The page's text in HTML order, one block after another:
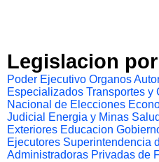
Legislacion
Poder Ejecutivo Organos
Especializados Transportes y
Nacional de Elecciones
Judicial
Energia y Minas Salud
Exteriores Educacion
Ejecutores Superintendencia
Administradoras Privadas de